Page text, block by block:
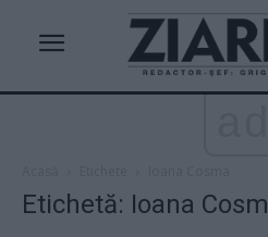
Etichetă: Ioana